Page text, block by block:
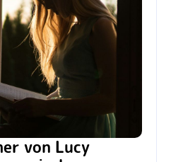
von Lucy